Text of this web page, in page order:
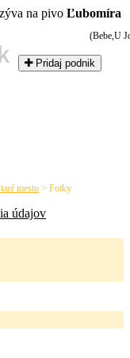
na pivo Ľubomíra
Pridaj podnik
mesto > Fotky
údajov
(Bebe,U